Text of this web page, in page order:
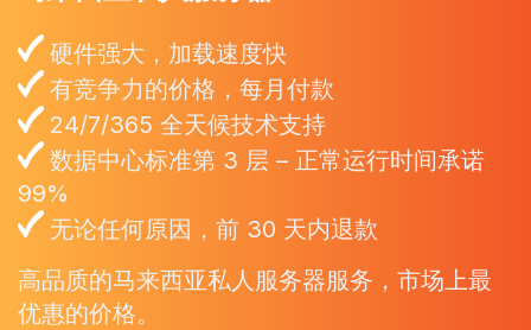
硬件强大，加载速度快
有竞争力的价格，每月付款
24/7/365 全天候技术支持
数据中心标准第 3 层 – 正常运行时间承诺
99%
无论任何原因，前 30 天内退款
高品质的马来西亚私人服务器服务，市场上最
优惠的价格。